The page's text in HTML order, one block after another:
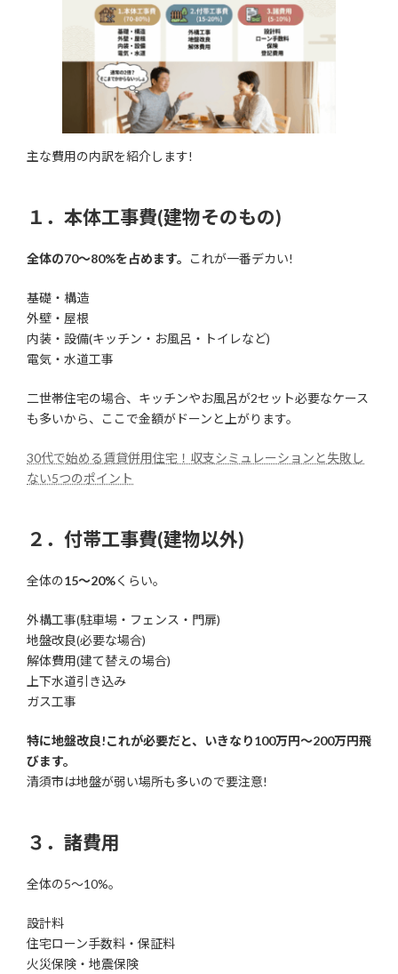
主な費用の内訳を紹介します!
１．本体工事費(建物そのもの)
全体の70〜80%を占めます。 これが一番デカい!
基礎・構造
外壁・屋根
内装・設備(キッチン・お風呂・トイレなど)
電気・水道工事
二世帯住宅の場合、キッチンやお風呂が2セット必要なケース
も多いから、ここで金額がドーンと上がります。
30代で始める賃貸併用住宅！収支シミュレーションと失敗し
ない5つのポイント
２．付帯工事費(建物以外)
全体の15〜20%くらい。
外構工事(駐車場・フェンス・門扉)
地盤改良(必要な場合)
解体費用(建て替えの場合)
上下水道引き込み
ガス工事
特に地盤改良!これが必要だと、いきなり100万円〜200万円飛
びます。
清須市は地盤が弱い場所も多いので要注意!
３．諸費用
全体の5〜10%。
設計料
住宅ローン手数料・保証料
火災保険・地震保険